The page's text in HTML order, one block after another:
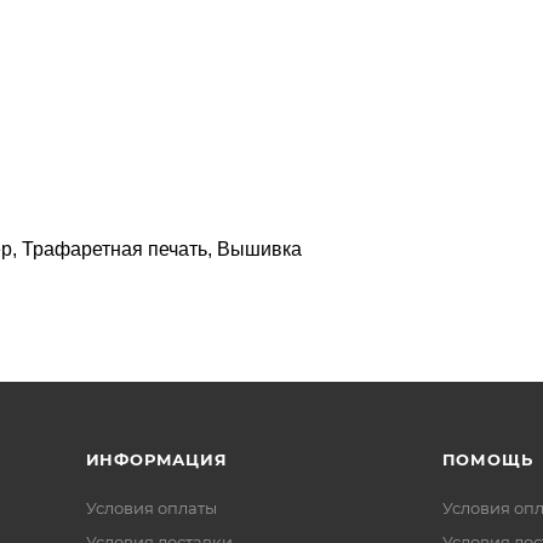
Трафаретная печать, Вышивка
ИНФОРМАЦИЯ
Условия оплаты
ПОМОЩЬ
Условия